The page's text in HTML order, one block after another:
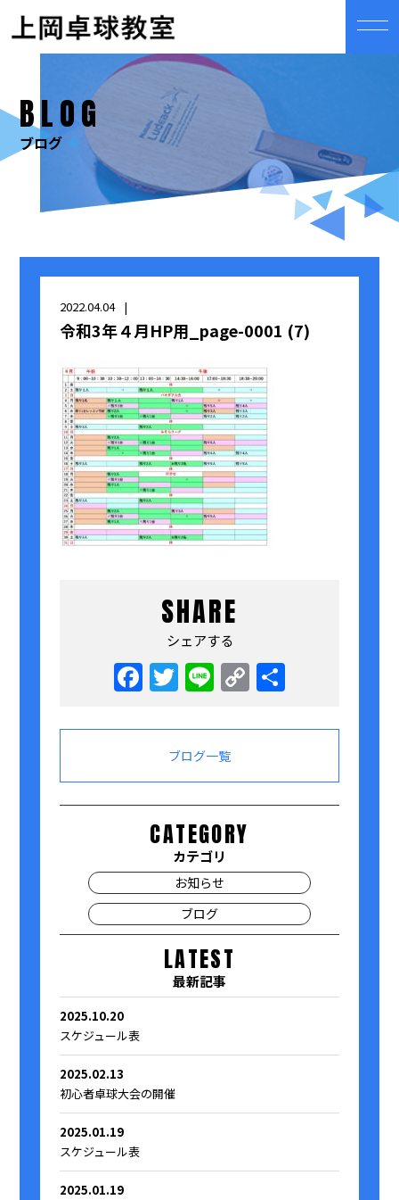
BLOG
ブログ
2022.04.04
令和3年４月HP用_page-0001 (7)
SHARE
シェアする
Facebook
Twitter
LineCopy
ブログ一覧
CATEGORY
カテゴリ
お知らせ
ブログ
LATEST
最新記事
2025.10.20
スケジュール表
2025.02.13
初心者卓球大会の開催
2025.01.19
スケジュール表
2025.01.19